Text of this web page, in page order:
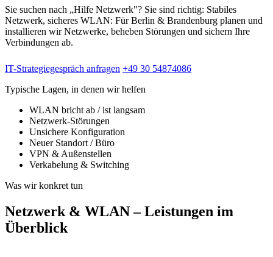
Sie suchen nach „Hilfe Netzwerk"? Sie sind richtig: Stabiles
Netzwerk, sicheres WLAN: Für Berlin & Brandenburg planen und
installieren wir Netzwerke, beheben Störungen und sichern Ihre
Verbindungen ab.
IT-Strategiegespräch anfragen +49 30 54874086
Typische Lagen, in denen wir helfen
WLAN bricht ab / ist langsam
Netzwerk-Störungen
Unsichere Konfiguration
Neuer Standort / Büro
VPN & Außenstellen
Verkabelung & Switching
Was wir konkret tun
Netzwerk & WLAN – Leistungen im
Überblick